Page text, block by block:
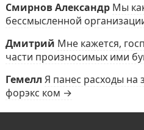
Смирнов Александр Мы
бессмысленной
Дмитрий Мне кажется,
части произносимых ими
Гемелл Я панес расходы на
форэкс ком →